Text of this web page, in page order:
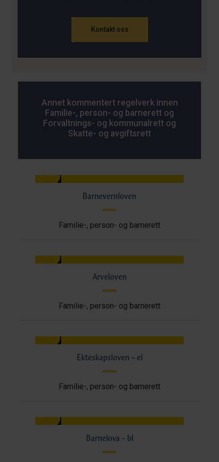
Kontakt oss
Annet kommentert regelverk innen
Familie-, person- og barnerett og
Forvaltnings- og kommunalrett og
Skatte- og avgiftsrett
Barnevernloven
Familie-, person- og barnerett
Arveloven
Familie-, person- og barnerett
Ekteskapsloven – el
Familie-, person- og barnerett
Barnelova – bl